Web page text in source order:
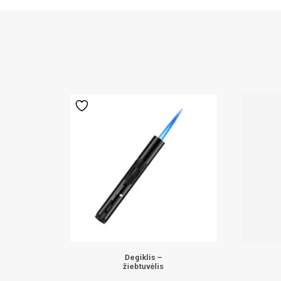
Degiklis –
žiebtuvėlis